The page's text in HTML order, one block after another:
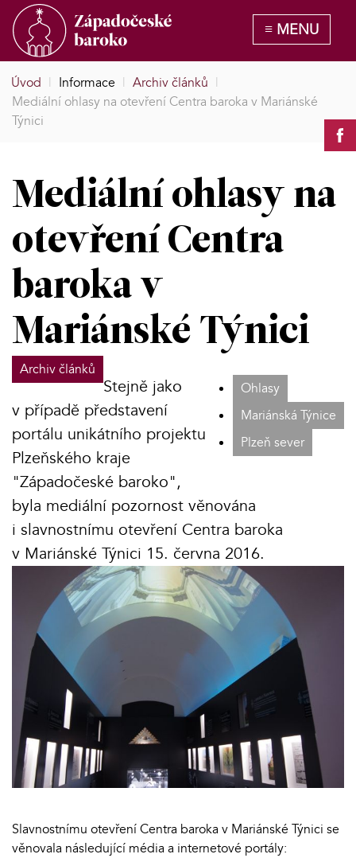
Úvod | Informace | Archiv článků |
Mediální ohlasy na otevření Centra baroka v Mariánské
Týnici
Mediální ohlasy na
otevření Centra
baroka v
Mariánské Týnici
Archiv článků
Ohlasy
Mariánská Týnice
Plzeň sever
Stejně jako
v případě představení
portálu unikátního projektu
Plzeňského kraje
"Západočeské baroko",
byla mediální pozornost věnována
i slavnostnímu otevření Centra baroka
v Mariánské Týnici 15. června 2016.
Slavnostnímu otevření Centra baroka v Mariánské Týnici se
věnovala následující média a internetové portály: